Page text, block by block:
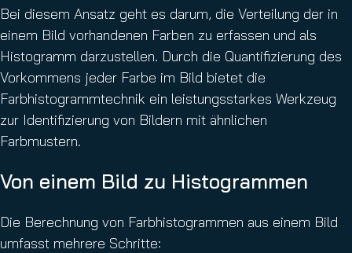
Bei diesem Ansatz geht es darum, die Verteilung der in
einem Bild vorhandenen Farben zu erfassen und als
Histogramm darzustellen. Durch die Quantifizierung des
Vorkommens jeder Farbe im Bild bietet die
Farbhistogrammtechnik ein leistungsstarkes Werkzeug
zur Identifizierung von Bildern mit ähnlichen
Farbmustern.
Von einem Bild zu Histogrammen
Die Berechnung von Farbhistogrammen aus einem Bild
umfasst mehrere Schritte: